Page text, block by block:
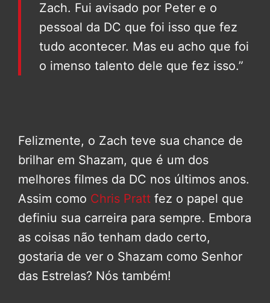
Zach. Fui avisado por Peter e o
pessoal da DC que foi isso que fez
tudo acontecer. Mas eu acho que foi
o imenso talento dele que fez isso.”
Felizmente, o Zach teve sua chance de
brilhar em Shazam, que é um dos
melhores filmes da DC nos últimos anos.
Assim como Chris Pratt fez o papel que
definiu sua carreira para sempre. Embora
as coisas não tenham dado certo,
gostaria de ver o Shazam como Senhor
das Estrelas? Nós também!